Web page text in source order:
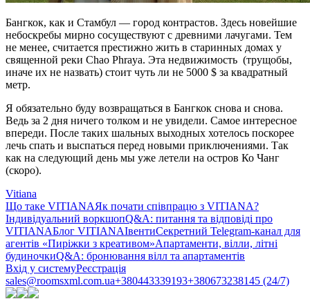
Бангкок, как и Стамбул — город контрастов. Здесь новейшие
небоскребы мирно сосуществуют с древними лачугами. Тем
не менее, считается престижно жить в старинных домах у
священной реки Chao Phraya. Эта недвижимость (трущобы,
иначе их не назвать) стоит чуть ли не 5000 $ за квадратный
метр.
Я обязательно буду возвращаться в Бангкок снова и снова.
Ведь за 2 дня ничего толком и не увидели. Самое интересное
впереди. После таких шальных выходных хотелось поскорее
лечь спать и выспаться перед новыми приключениями. Так
как на следующий день мы уже летели на остров Ко Чанг
(скоро).
Vitiana
Що таке VITIANAЯк почати співпрацю з VITIANA?
Індивідуальний воркшопQ&A: питання та відповіді про
VITIANAБлог VITIANAІвентиСекретний Telegram-канал для
агентів «Пиріжки з креативом»Апартаменти, вілли, літні
будиночкиQ&A: бронювання вілл та апартаментів
Вхід у системуРеєстрація
sales@roomsxml.com.ua+380443339193+380673238145 (24/7)